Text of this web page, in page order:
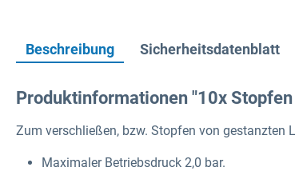
Beschreibung Sicherheitsdatenblatt
Produktinformationen "10x
Zum verschließen, bzw. Stopfen von gestanzten
Maximaler Betriebsdruck 2,0 bar.